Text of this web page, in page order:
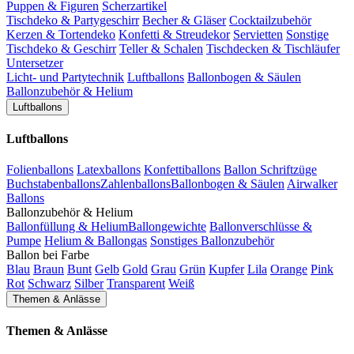
Puppen & Figuren Scherzartikel
Tischdeko & Partygeschirr Becher & Gläser Cocktailzubehör
Kerzen & Tortendeko Konfetti & Streudekor Servietten Sonstige
Tischdeko & Geschirr Teller & Schalen Tischdecken & Tischläufer
Untersetzer
Licht- und Partytechnik Luftballons Ballonbogen & Säulen
Ballonzubehör & Helium
Luftballons
Luftballons
Folienballons Latexballons Konfettiballons Ballon Schriftzüge
BuchstabenballonsZahlenballonsBallonbogen & Säulen Airwalker
Ballons
Ballonzubehör & Helium
Ballonfüllung & HeliumBallongewichte Ballonverschlüsse &
Pumpe Helium & Ballongas Sonstiges Ballonzubehör
Ballon bei Farbe
Blau Braun Bunt Gelb Gold Grau Grün Kupfer Lila Orange Pink
Rot Schwarz Silber Transparent Weiß
Themen & Anlässe
Themen & Anlässe